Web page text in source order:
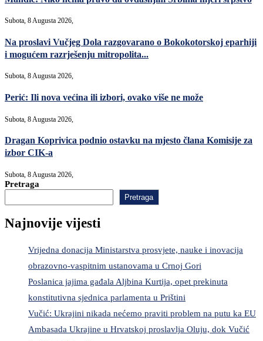
Subota, 8 Augusta 2026,
Na proslavi Vučjeg Dola razgovarano o Bokokotorskoj eparhiji
i mogućem razrješenju mitropolita...
Subota, 8 Augusta 2026,
Perić: Ili nova većina ili izbori, ovako više ne može
Subota, 8 Augusta 2026,
Dragan Koprivica podnio ostavku na mjesto člana Komisije za
izbor CIK-a
Subota, 8 Augusta 2026,
Pretraga
Pretraga
Najnovije vijesti
Vrijedna donacija Ministarstva prosvjete, nauke i inovacija
obrazovno-vaspitnim ustanovama u Crnoj Gori
Poslanica jajima gađala Aljbina Kurtija, opet prekinuta
konstitutivna sjednica parlamenta u Prištini
Vučić: Ukrajini nikada nećemo praviti problem na putu ka EU
Ambasada Ukrajine u Hrvatskoj proslavlja Oluju, dok Vučić